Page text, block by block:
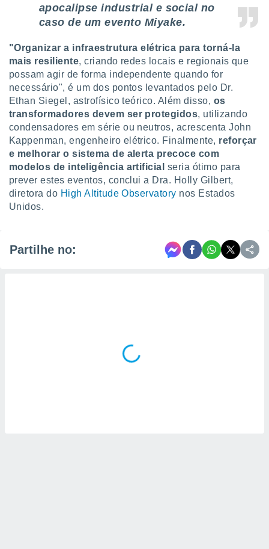
apocalipse industrial e social no
caso de um evento Miyake.
"Organizar a infraestrutura elétrica para torná-la
mais resiliente, criando redes locais e regionais que
possam agir de forma independente quando for
necessário", é um dos pontos levantados pelo Dr.
Ethan Siegel, astrofísico teórico. Além disso, os
transformadores devem ser protegidos, utilizando
condensadores em série ou neutros, acrescenta John
Kappenman, engenheiro elétrico. Finalmente, reforçar
e melhorar o sistema de alerta precoce com
modelos de inteligência artificial seria ótimo para
prever estes eventos, conclui a Dra. Holly Gilbert,
diretora do High Altitude Observatory nos Estados
Unidos.
Partilhe no: